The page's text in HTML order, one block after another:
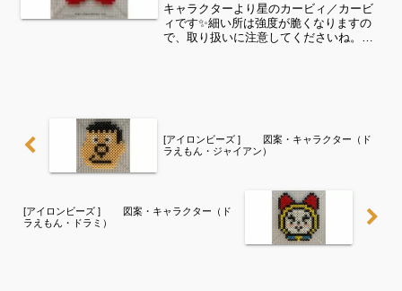
キャラクターより星のカービィ／カービ
ィです✨細い所は強度が脆くなりますの
で、取り扱いに注意してくださいね。こ
[アイロンビーズ ] 図案・キャラクター（ド
ラえもん・ジャイアン）
[アイロンビーズ ] 図案・キャラクター（ド
ラえもん・ドラミ）